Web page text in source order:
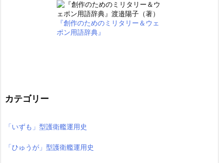
『創作のためのミリタリー＆ウェ
ポン用語辞典』
カテゴリー
「いずも」型護衛艦運用史
「ひゅうが」型護衛艦運用史